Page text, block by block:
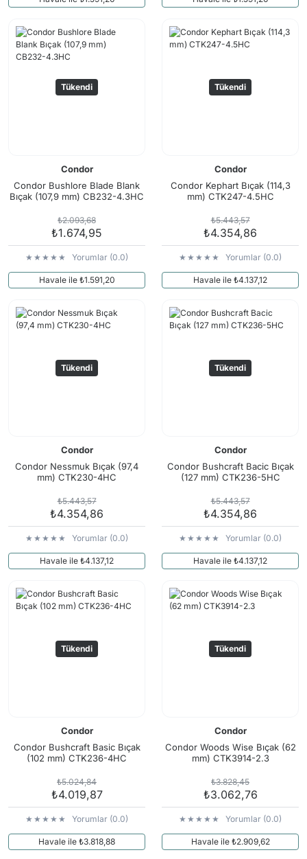
Tükendi
Condor
Condor Bushlore Blade Blank
Bıçak (107,9 mm) CB232-4.3HC
₺2.093,68
₺1.674,95
Yorumlar (0.0)
Havale ile ₺1.591,20
Tükendi
Condor
Condor Kephart Bıçak (114,3
mm) CTK247-4.5HC
₺5.443,57
₺4.354,86
Yorumlar (0.0)
Havale ile ₺4.137,12
Tükendi
Condor
Condor Nessmuk Bıçak (97,4
mm) CTK230-4HC
₺5.443,57
₺4.354,86
Yorumlar (0.0)
Havale ile ₺4.137,12
Tükendi
Condor
Condor Bushcraft Bacic Bıçak
(127 mm) CTK236-5HC
₺5.443,57
₺4.354,86
Yorumlar (0.0)
Havale ile ₺4.137,12
Tükendi
Condor
Condor Bushcraft Basic Bıçak
(102 mm) CTK236-4HC
₺5.024,84
₺4.019,87
Yorumlar (0.0)
Havale ile ₺3.818,88
Tükendi
Condor
Condor Woods Wise Bıçak (62
mm) CTK3914-2.3
₺3.828,45
₺3.062,76
Yorumlar (0.0)
Havale ile ₺2.909,62